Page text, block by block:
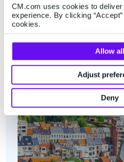
CM.com uses cookies to
experience. By clicking
cookies.
Allow all
Adjust
Deny
Weergeven in Google
België